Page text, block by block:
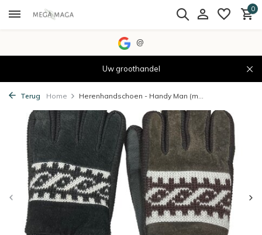
0
@
Uw groothandel
Terug Home Herenhandschoen - Handy Man (m...